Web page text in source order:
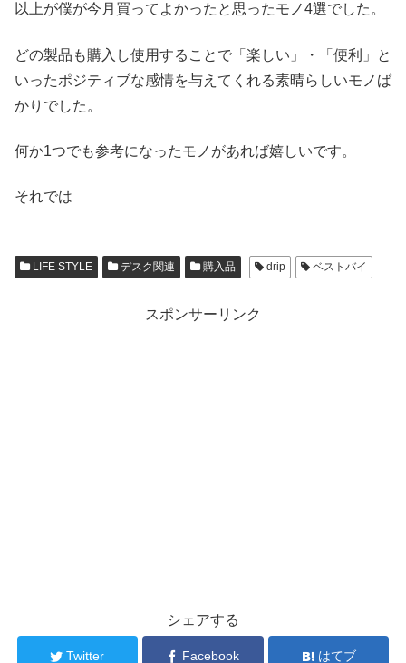
以上が僕が今月買ってよかったと思ったモノ4選でした。
どの製品も購入し使用することで「楽しい」・「便利」と
いったポジティブな感情を与えてくれる素晴らしいモノば
かりでした。
何か1つでも参考になったモノがあれば嬉しいです。
それでは
LIFE STYLE デスク関連 購入品 drip ベストバイ
スポンサーリンク
シェアする
Twitter Facebook はてブ